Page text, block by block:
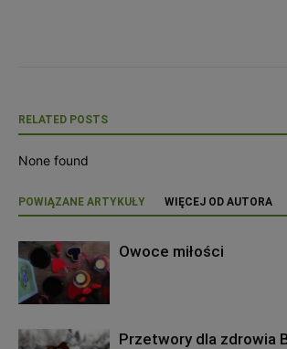
RELATED POSTS
None found
POWIĄZANE ARTYKUŁY WIĘCEJ OD AUTORA
Owoce miłości
Przetwory dla zdrowia